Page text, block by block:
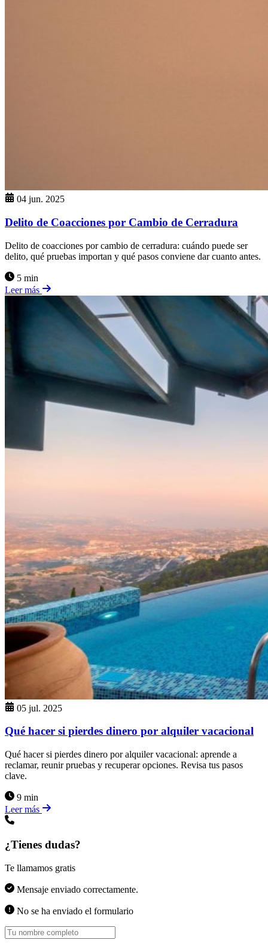
04 jun. 2025
Delito de Coacciones por Cambio de Cerradura
Delito de coacciones por cambio de cerradura: cuándo puede ser
delito, qué pruebas importan y qué pasos conviene dar cuanto antes.
5 min
Leer más
05 jul. 2025
Qué hacer si pierdes dinero por alquiler vacacional
Qué hacer si pierdes dinero por alquiler vacacional: aprende a
reclamar, reunir pruebas y recuperar opciones. Revisa tus pasos
clave.
9 min
Leer más
¿Tienes dudas?
Te llamamos gratis
Mensaje enviado correctamente.
No se ha enviado el formulario